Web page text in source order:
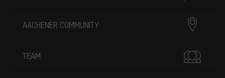
AACHENER COMMUNITY
TEAM